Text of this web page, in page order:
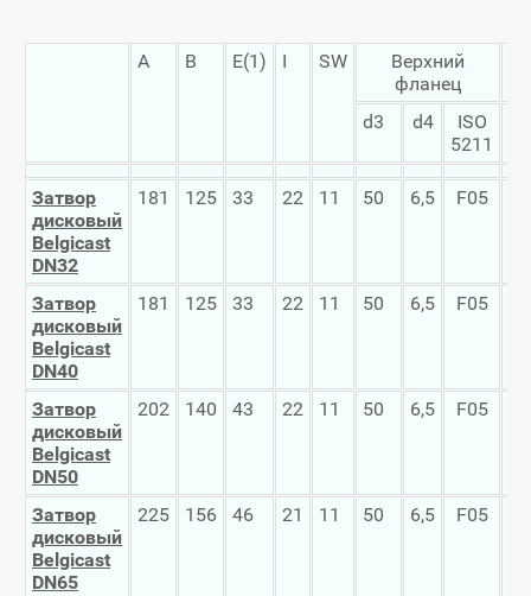
A B E(1) I SW
Верхний
фланец
d3 d4
ISO
5211
Затвор
дисковый
Belgicast
DN32
181 125 33 22 11 50 6,5 F05
Затвор
дисковый
Belgicast
DN40
181 125 33 22 11 50 6,5 F05
Затвор
дисковый
Belgicast
DN50
202 140 43 22 11 50 6,5 F05
Затвор
дисковый
Belgicast
DN65
225 156 46 21 11 50 6,5 F05